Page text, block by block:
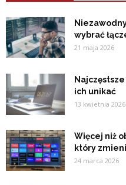
wybrać
21 maja 2026
ich unikać
13 kwietnia 2026
Więcej niż
który
24 marca 2026